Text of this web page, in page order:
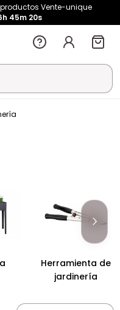
Vente-unique
45m 19s
Herramienta de
jardinería